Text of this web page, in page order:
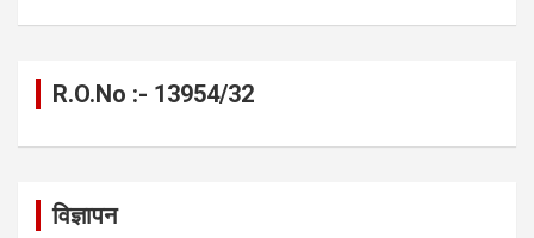
R.O.No :- 13954/32
विज्ञापन